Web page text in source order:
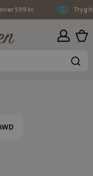
599 kr. Tryg